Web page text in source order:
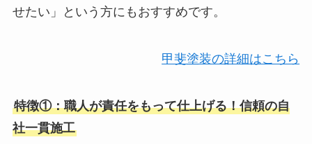
せたい」という方にもおすすめです。
甲斐塗装の詳細はこちら
特徴①：職人が責任をもって仕上げる！信頼の自
社一貫施工